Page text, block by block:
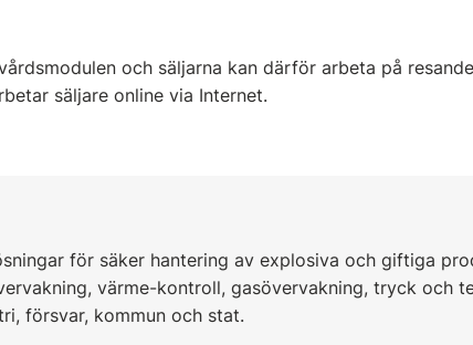
och säljarna kan därför arbeta på
säljare online via Internet.
för säker hantering av explosiva och giftiga
värme-kontroll, gasövervakning, tryck och
försvar, kommun och stat.